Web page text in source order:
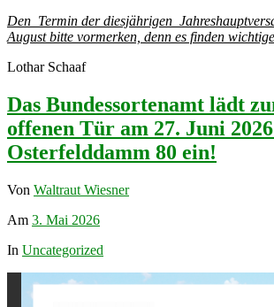
Den Termin der diesjährigen
August bitte vormerken, denn es finden
Lothar Schaaf
Das Bundessortenamt lädt
offenen Tür am 27. Juni
Osterfelddamm 80 ein!
Von Waltraut Wiesner
Am 3. Mai 2026
In Uncategorized